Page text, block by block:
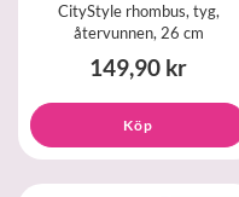
CityStyle rhombus, tyg,
återvunnen, 26 cm
149,90 kr
Köp